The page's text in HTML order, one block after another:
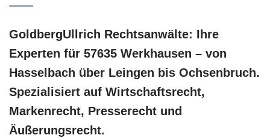
GoldbergUllrich Rechtsanwälte: Ihre
Experten für 57635 Werkhausen – von
Hasselbach über Leingen bis Ochsenbruch.
Spezialisiert auf Wirtschaftsrecht,
Markenrecht, Presserecht und
Äußerungsrecht.